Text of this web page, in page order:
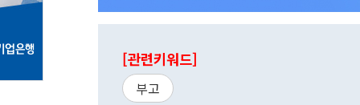
[관련키워드]
부고